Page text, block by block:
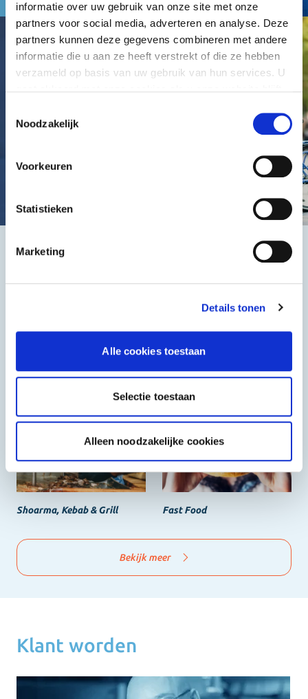
informatie over uw gebruik van onze site met onze
partners voor social media, adverteren en analyse. Deze
partners kunnen deze gegevens combineren met andere
informatie die u aan ze heeft verstrekt of die ze hebben
verzameld op basis van uw gebruik van hun services. U
Noodzakelijk
Voorkeuren
Statistieken
Marketing
Details tonen
Alle cookies toestaan
Selectie toestaan
Alleen noodzakelijke cookies
Het beste, de goedkoopste
Shoarma, Kebab & Grill Fast Food
Bekijk meer
Klant worden